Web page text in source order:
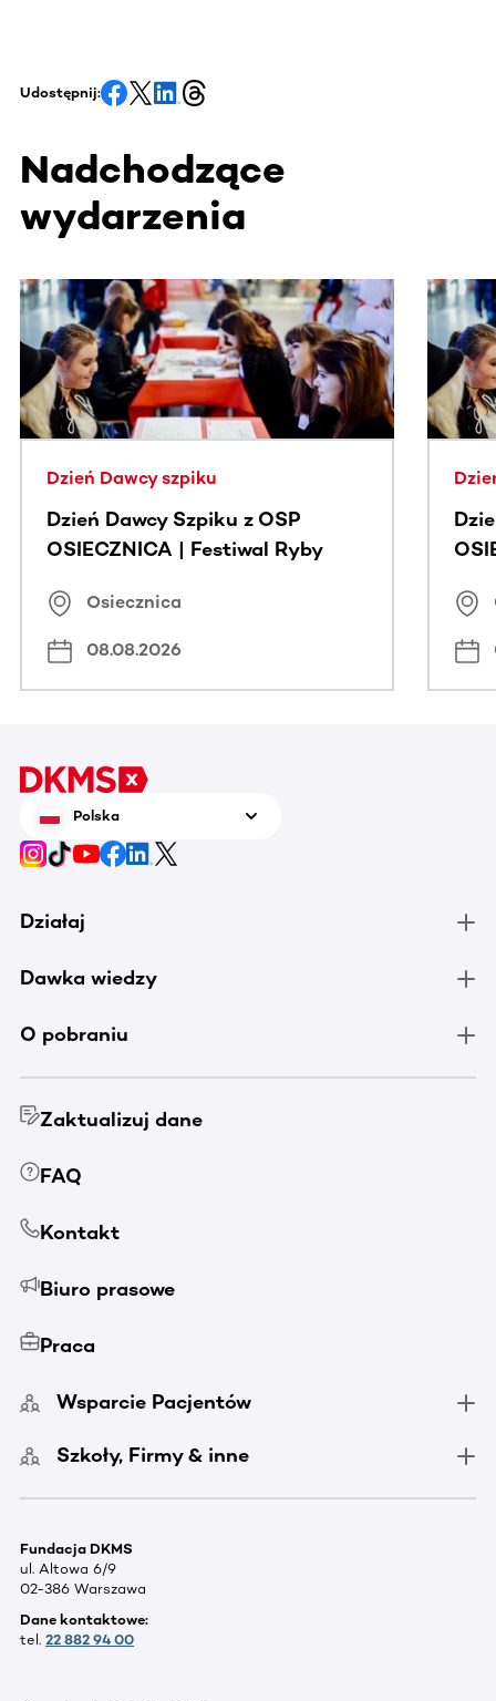
Udostępnij:
Nadchodzące
wydarzenia
Ta sekcja zawiera treści przewijane w poziomie. Użyj
Dzień Dawcy szpiku
Dzień Dawcy Szpiku z OSP
OSIECZNICA | Festiwal Ryby
Osiecznica
08.08.2026
Polska
Działaj
Dawka wiedzy
O pobraniu
Zaktualizuj dane
FAQ
Kontakt
Biuro prasowe
Praca
Wsparcie Pacjentów
Szkoły, Firmy & inne
Fundacja DKMS
ul. Altowa 6/9
02-386 Warszawa
Dane kontaktowe:
tel. 22 882 94 00